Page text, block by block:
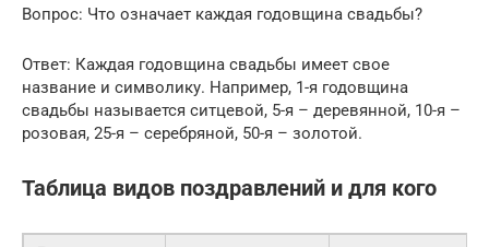
Вопрос: Что означает каждая годовщина свадьбы?
Ответ: Каждая годовщина свадьбы имеет свое
название и символику. Например, 1-я годовщина
свадьбы называется ситцевой, 5-я – деревянной, 10-я –
розовая, 25-я – серебряной, 50-я – золотой.
Таблица видов поздравлений и для кого